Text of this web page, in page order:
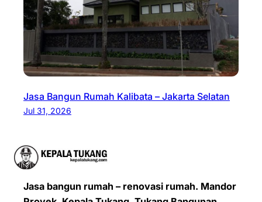
Jasa Bangun Rumah Kalibata – Jakarta Selatan
Jul 31, 2026
Jasa bangun rumah – renovasi rumah. Mandor